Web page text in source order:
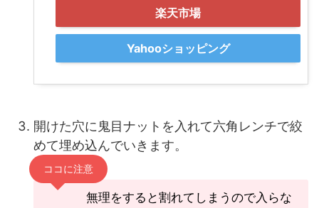
楽天市場
Yahooショッピング
開けた穴に鬼目ナットを入れて六角レンチで絞
めて埋め込んでいきます。
ココに注意
無理をすると割れてしまうので入らな